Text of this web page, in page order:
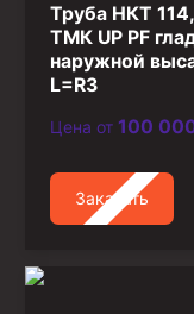
Труба НКТ
ТМК UP PF
наружной
L=R3
Цена от 100
Заказать